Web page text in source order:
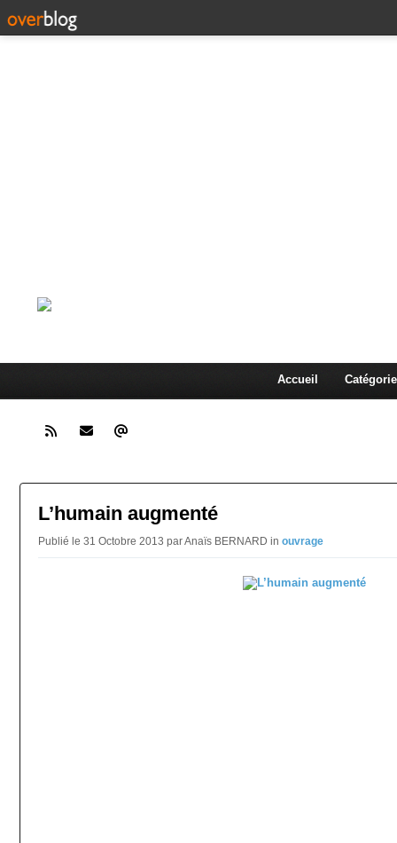
Accueil
L’humain augmenté
Publié le 31 Octobre 2013 par Anaïs BERNARD in ouvrage